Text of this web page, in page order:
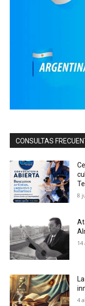
CONSULTAS
8
14
4